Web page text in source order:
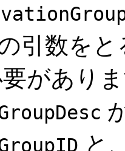
引数を
があり
と